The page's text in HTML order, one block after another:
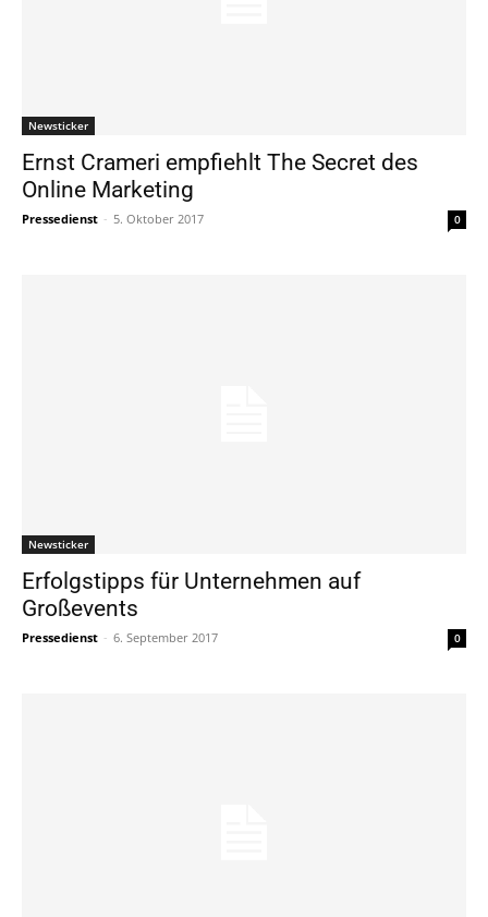
Newsticker
Ernst Crameri empfiehlt The Secret des
Online Marketing
Pressedienst - 5. Oktober 2017 0
Newsticker
Erfolgstipps für Unternehmen auf
Großevents
Pressedienst - 6. September 2017 0